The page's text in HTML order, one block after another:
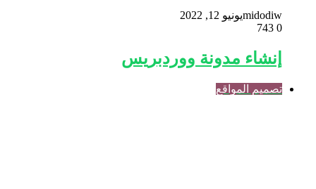
midodiwيونيو 12, 2022
0
إنشاء مدونة ووردبريس
تصميم المواقع